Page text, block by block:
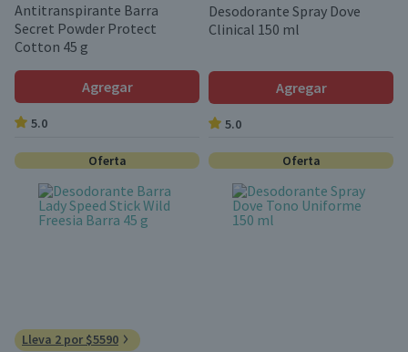
Antitranspirante Barra
Secret Powder Protect
Cotton 45 g
Agregar
5.0
Desodorante Spray Dove
Clinical 150 ml
Agregar
5.0
Oferta
Lleva 2 por $5590
Oferta